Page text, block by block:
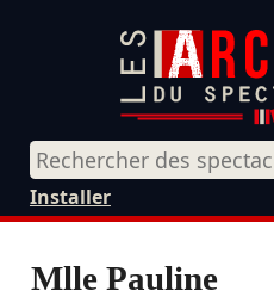
Installer
Mlle Pauline